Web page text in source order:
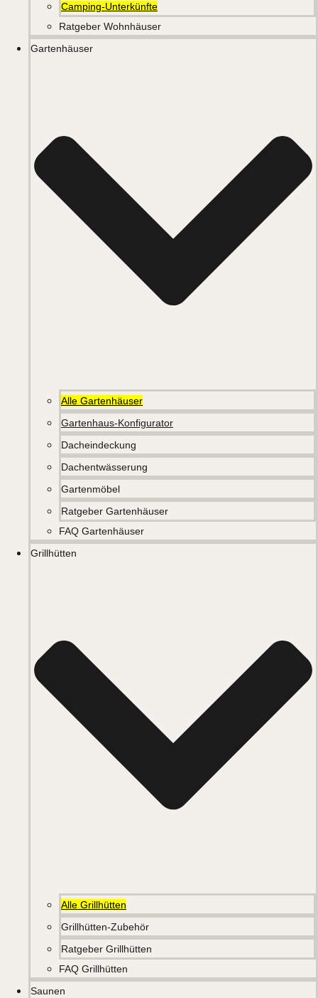
Camping-Unterkünfte
Ratgeber Wohnhäuser
Gartenhäuser
Alle Gartenhäuser
Gartenhaus-Konfigurator
Dacheindeckung
Dachentwässerung
Gartenmöbel
Ratgeber Gartenhäuser
FAQ Gartenhäuser
Grillhütten
Alle Grillhütten
Grillhütten-Zubehör
Ratgeber Grillhütten
FAQ Grillhütten
Saunen